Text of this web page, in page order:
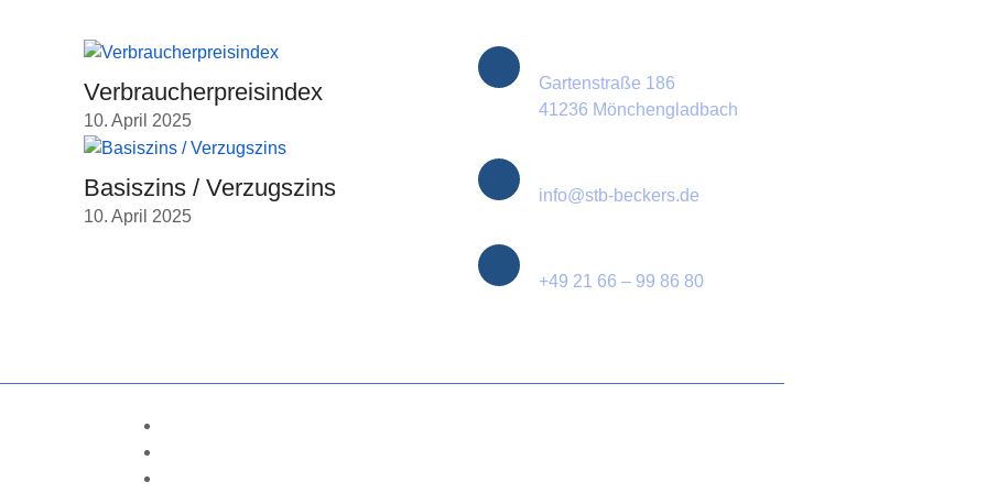
Verbraucherpreisindex
10. April 2025
Basiszins / Verzugszins
10. April 2025
Gartenstraße 186
41236 Mönchengladbach
info@stb-beckers.de
+49 21 66 – 99 86 80